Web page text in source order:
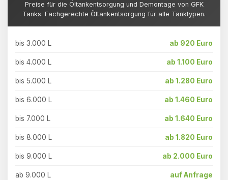
Preise für die Öltankentsorgung und Demontage von GFK
Tanks. Fachgerechte Öltankentsorgung für alle Tanktypen.
bis 3.000 L ab 920 Euro
bis 4.000 L ab 1.100 Euro
bis 5.000 L ab 1.280 Euro
bis 6.000 L ab 1.460 Euro
bis 7.000 L ab 1.640 Euro
bis 8.000 L ab 1.820 Euro
bis 9.000 L ab 2.000 Euro
ab 9.000 L auf Anfrage